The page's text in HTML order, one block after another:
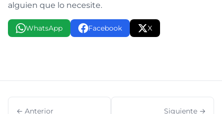
alguien que lo necesite.
WhatsApp Facebook X
← Anterior Siguiente →